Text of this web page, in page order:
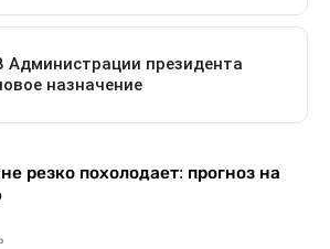
резко похолодает: прогноз на